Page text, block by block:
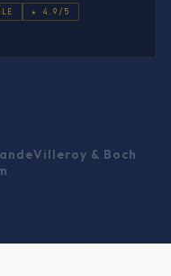
★ 4.9/5
Villeroy & Boch